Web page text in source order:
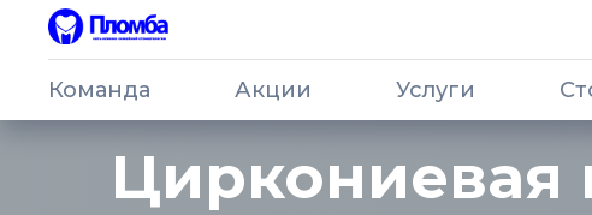
Команда Акции Услуги
Циркониевая